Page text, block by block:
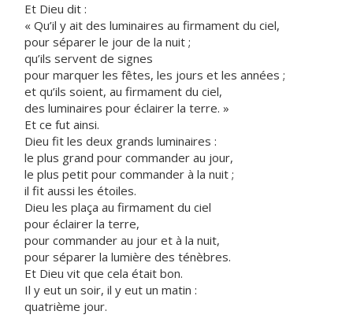
Et Dieu dit :
« Qu’il y ait des luminaires au firmament du ciel,
pour séparer le jour de la nuit ;
qu’ils servent de signes
pour marquer les fêtes, les jours et les années ;
et qu’ils soient, au firmament du ciel,
des luminaires pour éclairer la terre. »
Et ce fut ainsi.
Dieu fit les deux grands luminaires :
le plus grand pour commander au jour,
le plus petit pour commander à la nuit ;
il fit aussi les étoiles.
Dieu les plaça au firmament du ciel
pour éclairer la terre,
pour commander au jour et à la nuit,
pour séparer la lumière des ténèbres.
Et Dieu vit que cela était bon.
Il y eut un soir, il y eut un matin :
quatrième jour.